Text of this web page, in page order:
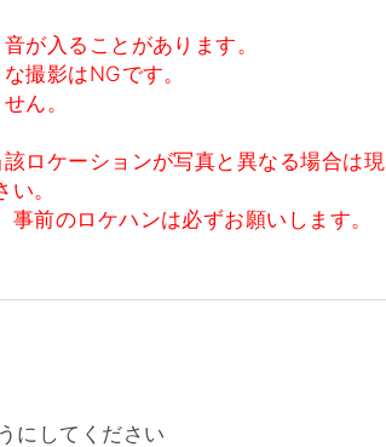
が入ることがあります。
撮影はNGです。
ん。
ロケーションが写真と異なる場合は現
。
前のロケハンは必ずお願いします。
にしてください